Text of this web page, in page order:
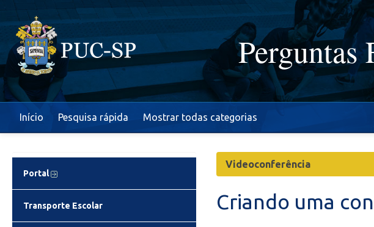
Perguntas
Início Pesquisa rápida Mostrar todas categorias
Portal
Transporte Escolar
Videoconferência
Criando uma